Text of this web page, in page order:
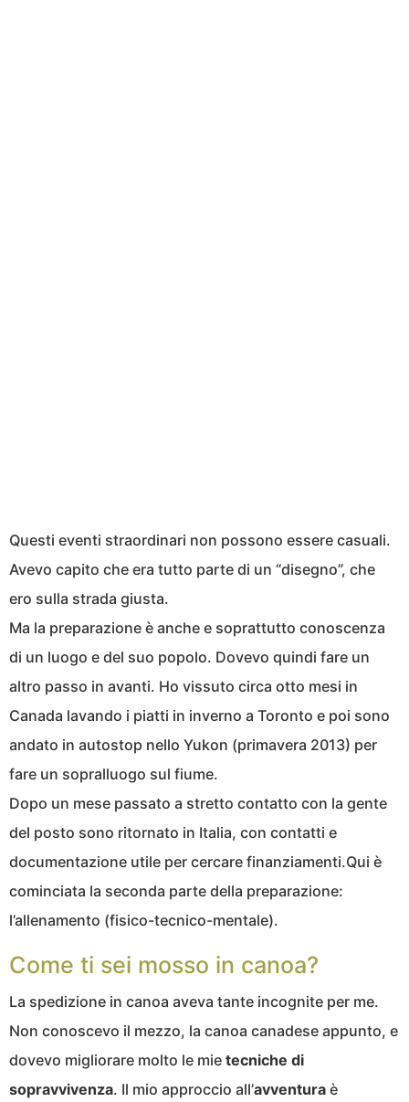
Questi eventi straordinari non possono essere casuali.
Avevo capito che era tutto parte di un “disegno”, che
ero sulla strada giusta.
Ma la preparazione è anche e soprattutto conoscenza
di un luogo e del suo popolo. Dovevo quindi fare un
altro passo in avanti. Ho vissuto circa otto mesi in
Canada lavando i piatti in inverno a Toronto e poi sono
andato in autostop nello Yukon (primavera 2013) per
fare un sopralluogo sul fiume.
Dopo un mese passato a stretto contatto con la gente
del posto sono ritornato in Italia, con contatti e
documentazione utile per cercare finanziamenti.Qui è
cominciata la seconda parte della preparazione:
l’allenamento (fisico-tecnico-mentale).
Come ti sei mosso in canoa?
La spedizione in canoa aveva tante incognite per me.
Non conoscevo il mezzo, la canoa canadese appunto, e
dovevo migliorare molto le mie tecniche di
sopravvivenza. Il mio approccio all’avventura è